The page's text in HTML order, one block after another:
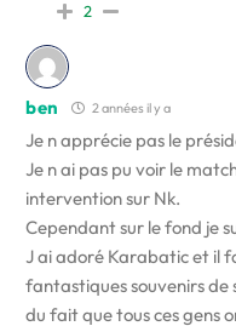
2
ben 2 années il y a
Je n apprécie pas le
Je n ai pas pu voir le
intervention sur Nk.
Cependant sur le fond je
J ai adoré Karabatic et il
fantastiques souvenirs de
du fait que tous ces gens